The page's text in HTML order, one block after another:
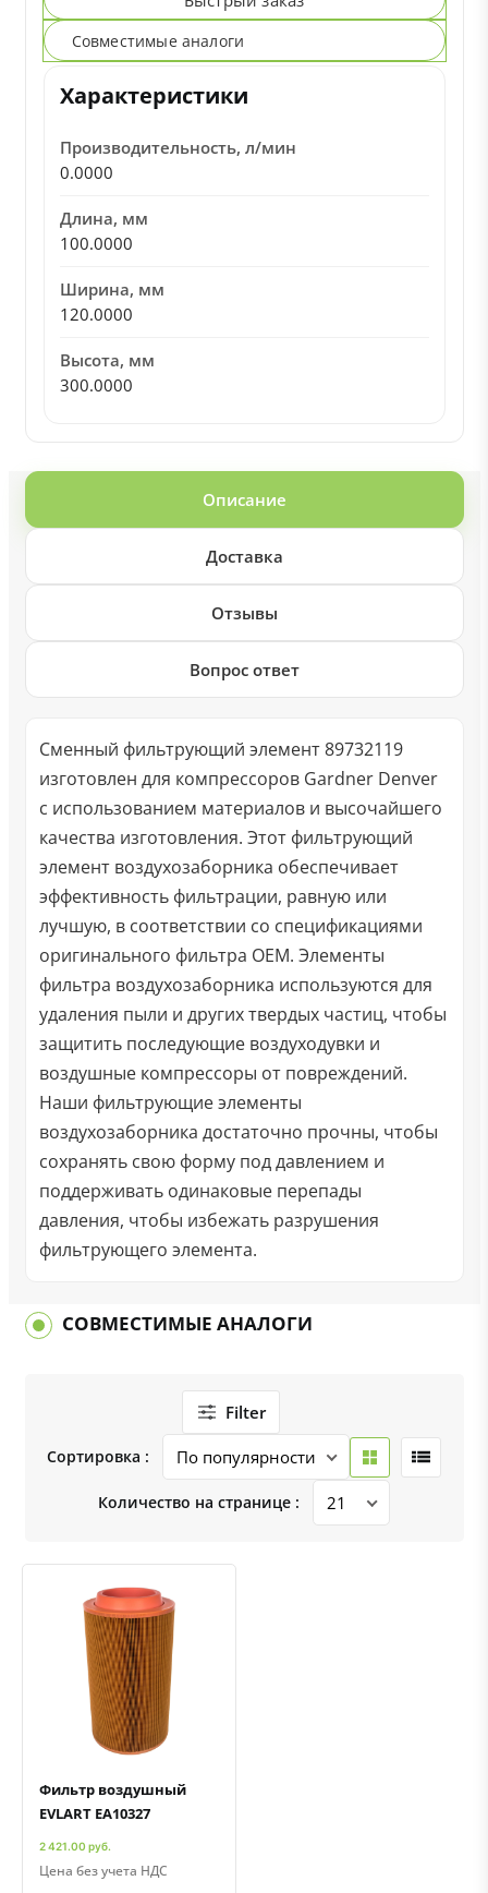
Совместимые аналоги
Характеристики
Производительность, л/мин
0.0000
Длина, мм
100.0000
Ширина, мм
120.0000
Высота, мм
300.0000
Описание
Доставка
Отзывы
Вопрос ответ
Сменный фильтрующий элемент 89732119
изготовлен для компрессоров Gardner Denver
с использованием материалов и высочайшего
качества изготовления. Этот фильтрующий
элемент воздухозаборника обеспечивает
эффективность фильтрации, равную или
лучшую, в соответствии со спецификациями
оригинального фильтра OEM. Элементы
фильтра воздухозаборника используются для
удаления пыли и других твердых частиц, чтобы
защитить последующие воздуходувки и
воздушные компрессоры от повреждений.
Наши фильтрующие элементы
воздухозаборника достаточно прочны, чтобы
сохранять свою форму под давлением и
поддерживать одинаковые перепады
давления, чтобы избежать разрушения
фильтрующего элемента.
СОВМЕСТИМЫЕ АНАЛОГИ
Filter
Сортировка :
Количество на странице :
Быстрый просмотрДобавить к сравнению
Добавить в избранное
Фильтр воздушный
EVLART EA10327
2 421.00 руб.
Цена без учета НДС